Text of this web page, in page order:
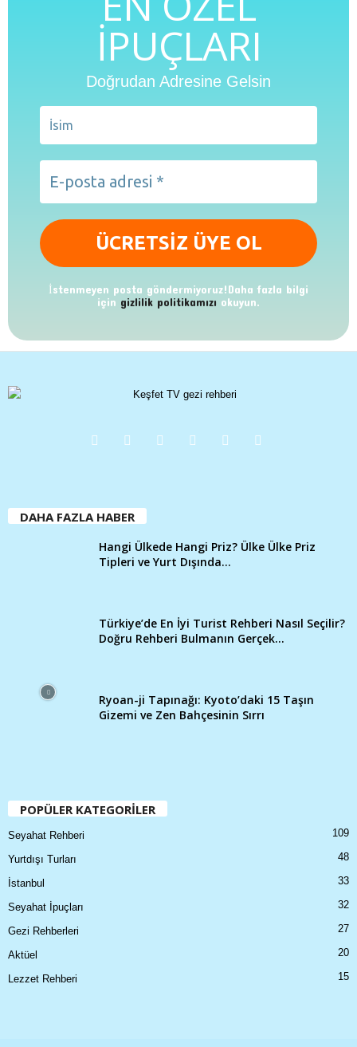
İPUÇLARI
Doğrudan Adresine Gelsin
İstenmeyen posta göndermiyoruz!Daha fazla bilgi
için gizlilik politikamızı okuyun.
DAHA FAZLA HABER
Hangi Ülkede Hangi Priz? Ülke Ülke Priz
Tipleri ve Yurt Dışında...
Türkiye’de En İyi Turist Rehberi Nasıl Seçilir?
Doğru Rehberi Bulmanın Gerçek...
Ryoan-ji Tapınağı: Kyoto’daki 15 Taşın
Gizemi ve Zen Bahçesinin Sırrı
POPÜLER KATEGORİLER
Seyahat Rehberi 109
Yurtdışı Turları 48
İstanbul 33
Seyahat İpuçları 32
Gezi Rehberleri 27
Aktüel 20
Lezzet Rehberi 15